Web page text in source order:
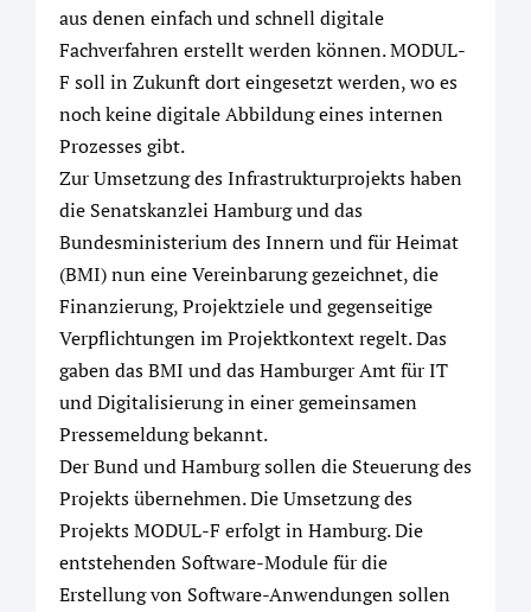
aus denen einfach und schnell digitale
Fachverfahren erstellt werden können. MODUL-
F soll in Zukunft dort eingesetzt werden, wo es
noch keine digitale Abbildung eines internen
Prozesses gibt.
Zur Umsetzung des Infrastrukturprojekts haben
die Senatskanzlei Hamburg und das
Bundesministerium des Innern und für Heimat
(BMI) nun eine Vereinbarung gezeichnet, die
Finanzierung, Projektziele und gegenseitige
Verpflichtungen im Projektkontext regelt. Das
gaben das BMI und das Hamburger Amt für IT
und Digitalisierung in einer gemeinsamen
Pressemeldung bekannt.
Der Bund und Hamburg sollen die Steuerung des
Projekts übernehmen. Die Umsetzung des
Projekts MODUL-F erfolgt in Hamburg. Die
entstehenden Software-Module für die
Erstellung von Software-Anwendungen sollen